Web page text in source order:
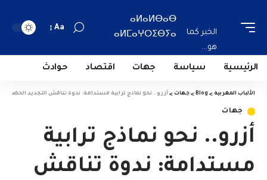
الخبر كما
هو...
ⴰⵍⴰⵍⴱⴰⴱ
ⴰⵍⵎⴰⵖⵔⵉⴱⵢⴰ
Aa
الرئيسية سياسة جهات اقتصاد حوادث
الألباب المغربية >
Blog
> جهات > أزرو.. نحو نماذج ترابية مستدامة: ندوة تناقش التجديد الحضري
جهات
أزرو.. نحو نماذج ترابية
مستدامة: ندوة تناقش